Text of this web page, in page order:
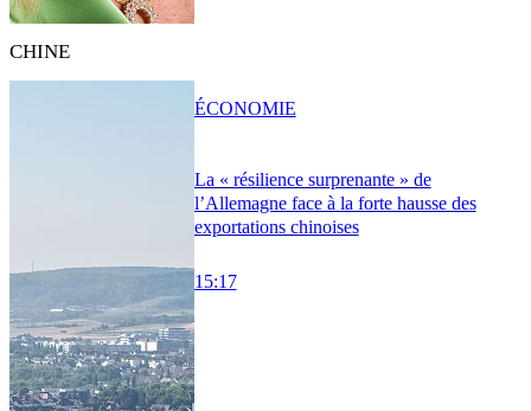
CHINE
La « résilience surprenante » de
l’Allemagne face à la forte hausse des
exportations chinoises
15:17
ÉCONOMIE